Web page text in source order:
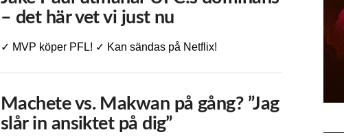
– det här vet vi just nu
✓ MVP köper PFL! ✓ Kan sändas på Netflix!
Machete vs. Makwan på gång? ”Jag
slår in ansiktet på dig”